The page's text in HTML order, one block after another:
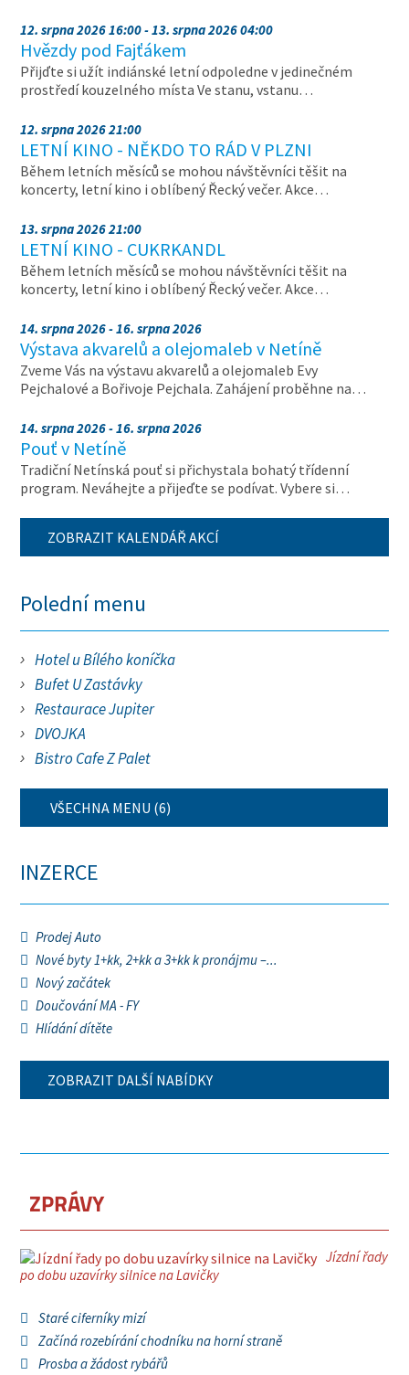
12. srpna 2026 16:00 - 13. srpna 2026 04:00
Hvězdy pod Fajťákem
Přijďte si užít indiánské letní odpoledne v jedinečném
prostředí kouzelného místa Ve stanu, vstanu…
12. srpna 2026 21:00
LETNÍ KINO - NĚKDO TO RÁD V PLZNI
Během letních měsíců se mohou návštěvníci těšit na
koncerty, letní kino i oblíbený Řecký večer. Akce…
13. srpna 2026 21:00
LETNÍ KINO - CUKRKANDL
Během letních měsíců se mohou návštěvníci těšit na
koncerty, letní kino i oblíbený Řecký večer. Akce…
14. srpna 2026 - 16. srpna 2026
Výstava akvarelů a olejomaleb v Netíně
Zveme Vás na výstavu akvarelů a olejomaleb Evy
Pejchalové a Bořivoje Pejchala. Zahájení proběhne na…
14. srpna 2026 - 16. srpna 2026
Pouť v Netíně
Tradiční Netínská pouť si přichystala bohatý třídenní
program. Neváhejte a přijeďte se podívat. Vybere si…
ZOBRAZIT KALENDÁŘ AKCÍ
Polední menu
Hotel u Bílého koníčka
Bufet U Zastávky
Restaurace Jupiter
DVOJKA
Bistro Cafe Z Palet
VŠECHNA MENU (6)
INZERCE
Prodej Auto
Nové byty 1+kk, 2+kk a 3+kk k pronájmu –...
Nový začátek
Doučování MA - FY
Hlídání dítěte
ZOBRAZIT DALŠÍ NABÍDKY
ZPRÁVY
Jízdní řady
po dobu uzavírky silnice na Lavičky
Staré ciferníky mizí
Začíná rozebírání chodníku na horní straně
Prosba a žádost rybářů